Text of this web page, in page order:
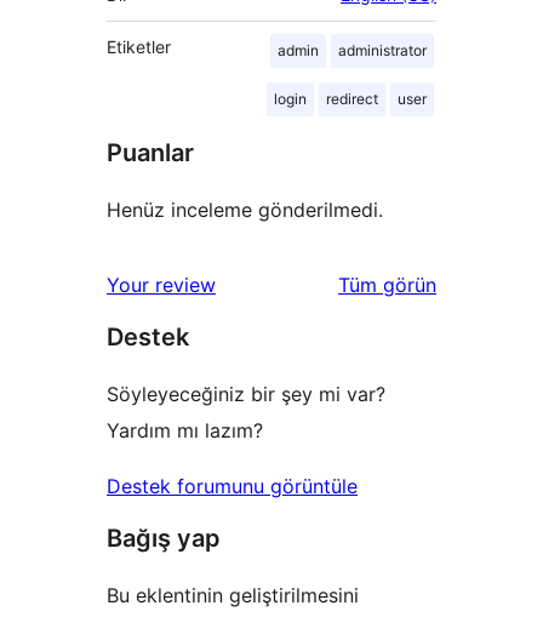
Etiketler admin administrator
login redirect user
Puanlar
Henüz inceleme gönderilmedi.
Your review Tüm değerlendirmeleri
görün
Destek
Söyleyeceğiniz bir şey mi var?
Yardım mı lazım?
Destek forumunu görüntüle
Bağış yap
Bu eklentinin geliştirilmesini